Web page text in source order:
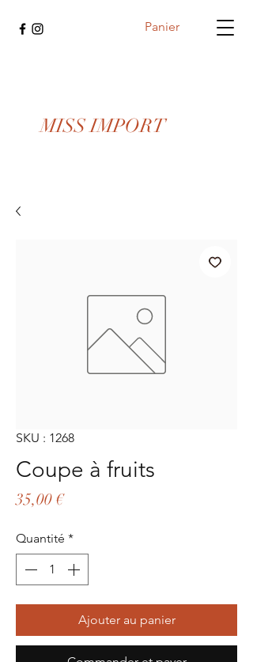
Panier
MISS IMPORT
SKU : 1268
Coupe à fruits
35,00 €Prix
Quantité *
Ajouter au panier